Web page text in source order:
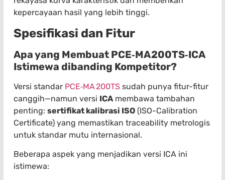
kepercayaan hasil yang lebih tinggi.
Spesifikasi dan Fitur
Apa yang Membuat PCE‑MA 200TS‑ICA
Istimewa dibanding Kompetitor?
Versi standar PCE‑MA 200TS sudah punya fitur-fitur
canggih—namun versi ICAmembawa tambahan
penting: sertifikat kalibrasi ISO (ISO-Calibration
Certificate) yang memastikan traceability metrologis
untuk standar mutu internasional.
Beberapa aspek yang menjadikan versi ICA ini
istimewa: